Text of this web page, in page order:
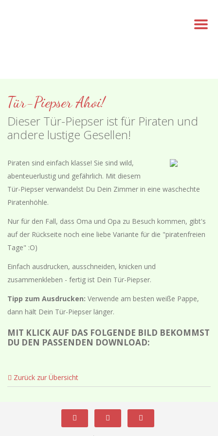
Tür-Piepser Ahoi!
Dieser Tür-Piepser ist für Piraten und
andere lustige Gesellen!
Piraten sind einfach klasse! Sie sind wild,
abenteuerlustig und gefährlich. Mit diesem
Tür-Piepser verwandelst Du Dein Zimmer in eine waschechte
Piratenhöhle.
Nur für den Fall, dass Oma und Opa zu Besuch kommen, gibt's
auf der Rückseite noch eine liebe Variante für die "piratenfreien
Tage" :O)
Einfach ausdrucken, ausschneiden, knicken und
zusammenkleben - fertig ist Dein Tür-Piepser.
Tipp zum Ausdrucken: Verwende am besten weiße Pappe,
dann hält Dein Tür-Piepser länger.
MIT KLICK AUF DAS FOLGENDE BILD BEKOMMST
DU DEN PASSENDEN DOWNLOAD:
Zurück zur Übersicht